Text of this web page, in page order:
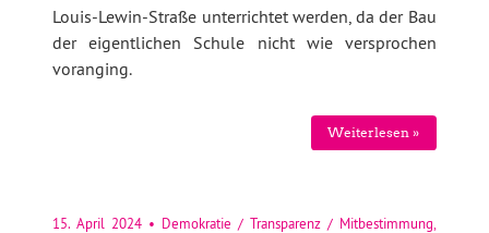
Louis-Lewin-Straße unterrichtet werden, da der Bau
der eigentlichen Schule nicht wie versprochen
voranging.
Weiterlesen »
15. April 2024 • Demokratie / Transparenz / Mitbestimmung